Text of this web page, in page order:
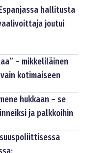
hallitusta
joutui
– mikkeliläinen
kotimaiseen
hukkaan – se
ja palkkoihin